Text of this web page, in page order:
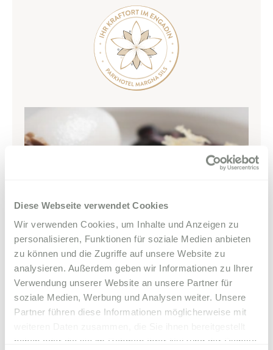
Diese Webseite verwendet Cookies
Wir verwenden Cookies, um Inhalte und Anzeigen zu
personalisieren, Funktionen für soziale Medien anbieten
zu können und die Zugriffe auf unsere Website zu
analysieren. Außerdem geben wir Informationen zu Ihrer
Verwendung unserer Website an unsere Partner für
soziale Medien, Werbung und Analysen weiter. Unsere
Partner führen diese Informationen möglicherweise mit
haben oder die sie im Rahmen Ihrer Nutzung der Dienste
SILS & ENGADIN
ARRIVAL & CONTACT
Parkhotel Margna
Via da Baselgia 27
7515 Sils-Baselgia
+41 81 838 47 47